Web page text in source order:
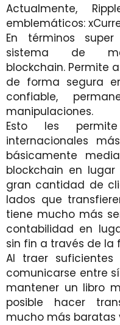
Actualmente,
emblemáticos:
En términos
sistema de
blockchain. Permite
de forma segura
confiable,
manipulaciones.
Esto les permite
internacionales
básicamente
blockchain en
gran cantidad de
lados que
tiene mucho más
contabilidad en
sin fin a través de la
Al traer
comunicarse entre
mantener un libro
posible hacer
mucho más baratas